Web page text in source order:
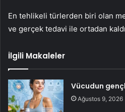
En tehlikeli türlerden biri olan
ve gerçek tedavi ile ortadan
İlgili Makaleler
Vücudun
Ağustos 9, 2026